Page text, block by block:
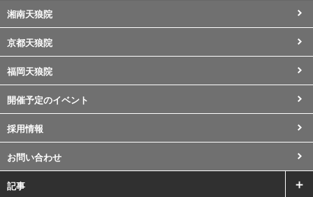
湘南天狼院
京都天狼院
福岡天狼院
開催予定のイベント
採用情報
お問い合わせ
記事